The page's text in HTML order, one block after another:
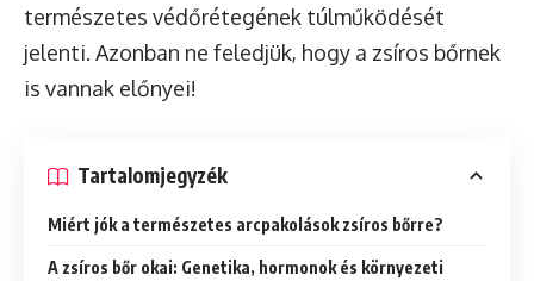
természetes védőrétegének túlműködését
jelenti. Azonban ne feledjük, hogy a zsíros bőrnek
is vannak előnyei!
Tartalomjegyzék
Miért jók a természetes arcpakolások zsíros bőrre?
A zsíros bőr okai: Genetika, hormonok és környezeti